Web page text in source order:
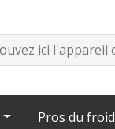
Pros du froid